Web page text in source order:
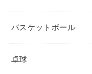
バスケットボール
卓球